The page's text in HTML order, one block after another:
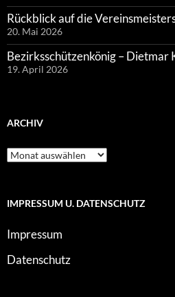
Rückblick auf die
20. Mai 2026
Bezirksschützenkönig – Dietmar
19. April 2026
ARCHIV
Archiv
IMPRESSUM U. DATENSCHUTZ
Impressum
Datenschutz